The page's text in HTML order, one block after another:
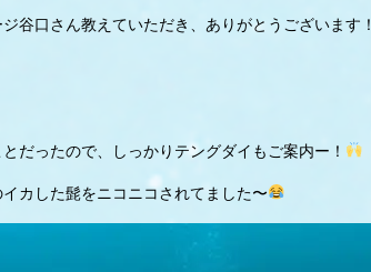
谷口さん教えていただき、ありがとうございます！
だったので、しっかりテングダイもご案内ー！
カした髭をニコニコされてました〜